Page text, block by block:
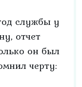
службы у
отчет
он был
черту: